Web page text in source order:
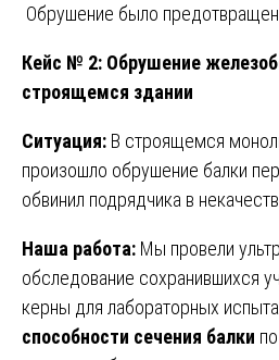
Обрушение было
Кейс № 2: Обрушение
строящемся здании
Ситуация: В строящемся
произошло обрушение балки
обвинил подрядчика в
Наша работа: Мы провели
обследование сохранившихся
керны для лабораторных
способности сечения балки